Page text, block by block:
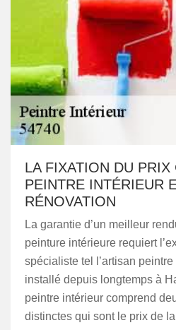
LA FIXATION DU PRIX
PEINTRE INTÉRIEUR
RÉNOVATION
La garantie d’un meilleur
peinture intérieure requiert
spécialiste tel l’artisan
installé depuis longtemps à
peintre intérieur comprend
distinctes qui sont le prix de